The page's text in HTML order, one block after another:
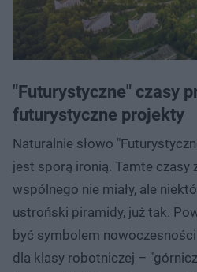
"Futurystyczne" czasy
futurystyczne projekty
Naturalnie słowo
jest sporą ironią. Tamte czasy
wspólnego nie miały, ale
ustroński piramidy, już tak.
być symbolem
dla klasy robotniczej –